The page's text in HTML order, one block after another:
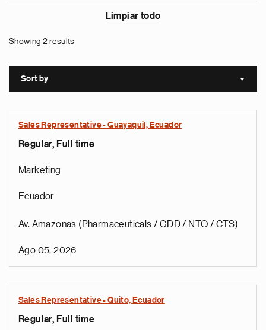
Limpiar todo
Showing 2 results
Sort by Sort
Sales Representative - Guayaquil, Ecuador
Regular, Full time
Marketing
Ecuador
Av. Amazonas (Pharmaceuticals / GDD / NTO / CTS)
Ago 05, 2026
Sales Representative - Quito, Ecuador
Regular, Full time